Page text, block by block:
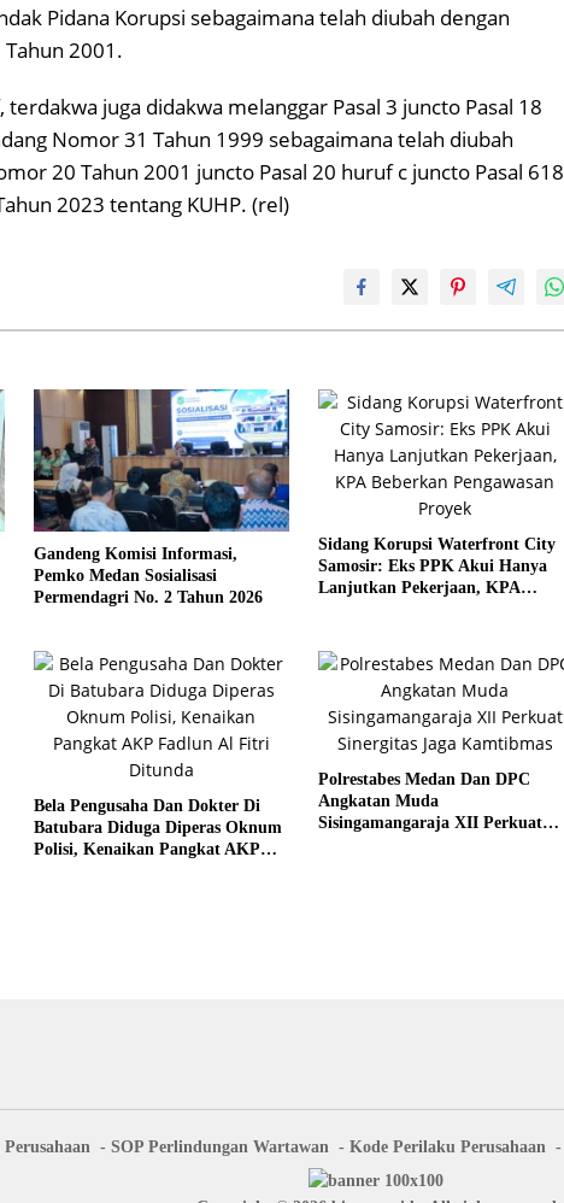
Pidana Korupsi sebagaimana telah diubah dengan
2001.
juga didakwa melanggar Pasal 3 juncto Pasal 18
Nomor 31 Tahun 1999 sebagaimana telah diubah
20 Tahun 2001 juncto Pasal 20 huruf c juncto Pasal 618
2023 tentang KUHP. (rel)
Gandeng Komisi Informasi,
Pemko Medan Sosialisasi
Permendagri No. 2 Tahun 2026
Sidang Korupsi Waterfront City
Samosir: Eks PPK Akui Hanya
Lanjutkan Pekerjaan, KPA
Bela Pengusaha Dan Dokter Di
Batubara Diduga Diperas Oknum
Polisi, Kenaikan Pangkat AKP
Polrestabes Medan Dan DPC
Angkatan Muda
Sisingamangaraja XII Perkuat
SOP Perlindungan Wartawan Kode Perilaku Perusahaan